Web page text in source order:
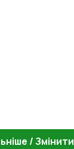
/ Змінити